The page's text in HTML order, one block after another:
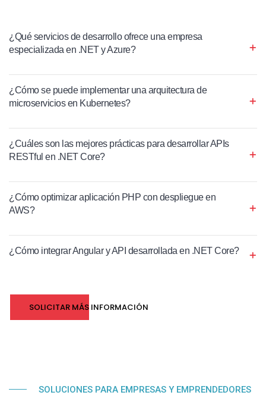
¿Qué servicios de desarrollo ofrece una empresa
especializada en .NET y Azure?
¿Cómo se puede implementar una arquitectura de
microservicios en Kubernetes?
¿Cuáles son las mejores prácticas para desarrollar APIs
RESTful en .NET Core?
¿Cómo optimizar aplicación PHP con despliegue en
AWS?
¿Cómo integrar Angular y API desarrollada en .NET Core?
SOLICITAR MÁS INFORMACIÓN
SOLUCIONES PARA EMPRESAS Y EMPRENDEDORES